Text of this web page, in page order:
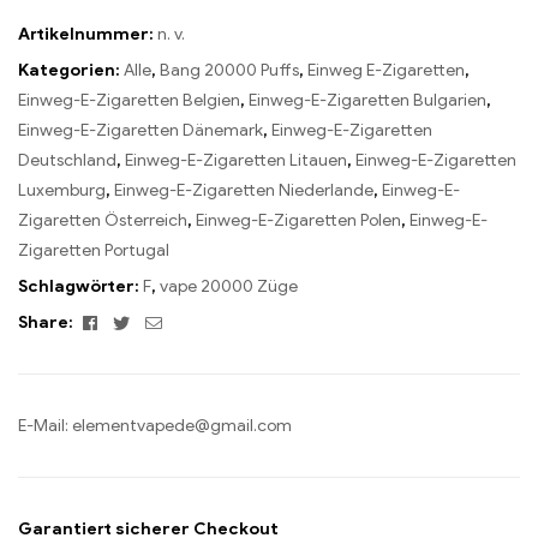
Artikelnummer: n. v.
Kategorien: Alle, Bang 20000 Puffs, Einweg E-Zigaretten,
Einweg-E-Zigaretten Belgien, Einweg-E-Zigaretten Bulgarien,
Einweg-E-Zigaretten Dänemark, Einweg-E-Zigaretten
Deutschland, Einweg-E-Zigaretten Litauen, Einweg-E-Zigaretten
Luxemburg, Einweg-E-Zigaretten Niederlande, Einweg-E-
Zigaretten Österreich, Einweg-E-Zigaretten Polen, Einweg-E-
Zigaretten Portugal
Schlagwörter: F, vape 20000 Züge
Share:
Facebook
TwitterEmail
E-Mail: elementvapede@gmail.com
Garantiert sicherer Checkout